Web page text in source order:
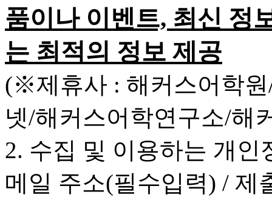
품이나 이벤트, 최신 정
는 최적의 정보 제공
(※제휴사 : 해커스어학
넷/해커스어학연구소/해
2. 수집 및 이용하는 개
메일 주소(필수입력) / 제